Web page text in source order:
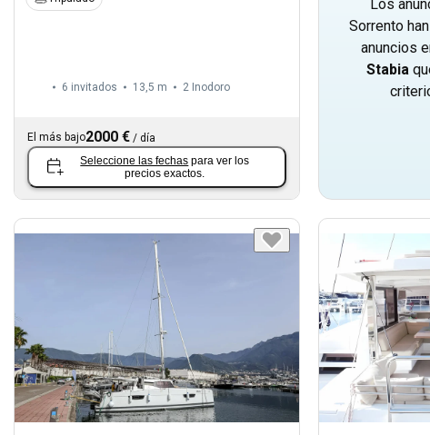
6 invitados 13,5 m 2 Inodoro
El más bajo2000 € / día
Seleccione las fechas para ver los
precios exactos.
Los
Sorrento
anuncios
Stabia